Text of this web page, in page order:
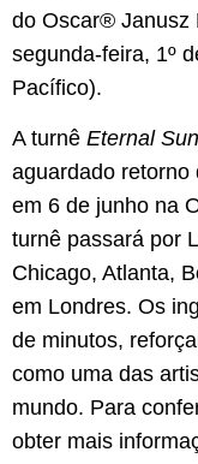
do Oscar® Janusz
segunda-feira, 1º
Pacífico).
A turnê Eternal
aguardado retorno
em 6 de junho na
turnê passará por
Chicago, Atlanta,
em Londres. Os
de minutos,
como uma das
mundo. Para
obter mais